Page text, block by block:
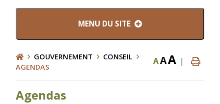
MENU DU SITE
GOUVERNEMENT
CONSEIL
AGENDAS
AAA |
Agendas